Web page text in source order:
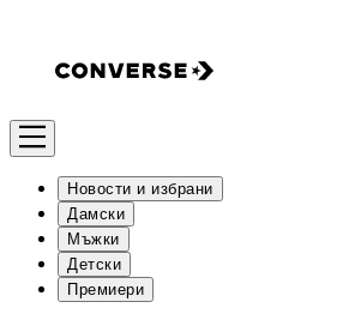
Новости и избрани
Дамски
Мъжки
Детски
Премиери